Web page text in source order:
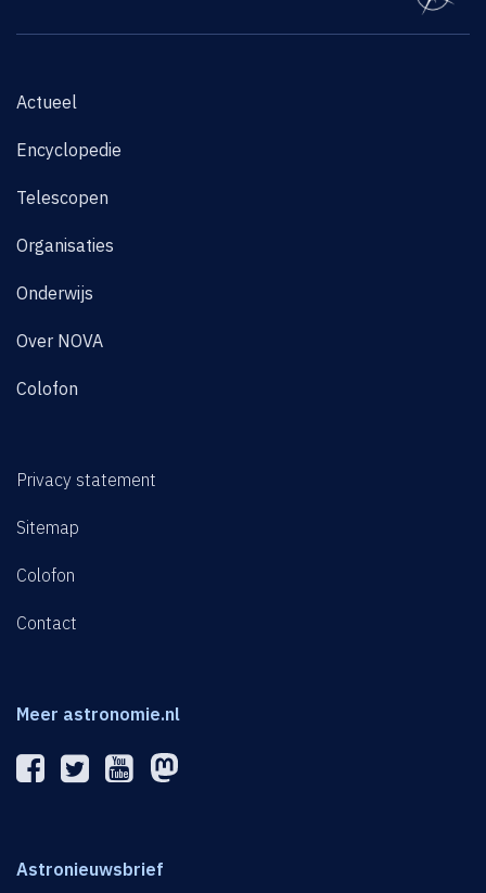
Actueel
Encyclopedie
Telescopen
Organisaties
Onderwijs
Over NOVA
Colofon
Privacy statement
Sitemap
Colofon
Contact
Meer astronomie.nl
Astronieuwsbrief